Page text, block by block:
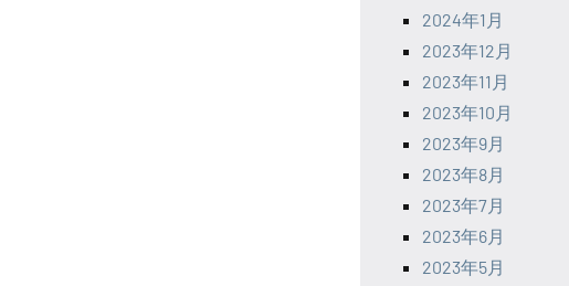
2024年1月
2023年12月
2023年11月
2023年10月
2023年9月
2023年8月
2023年7月
2023年6月
2023年5月